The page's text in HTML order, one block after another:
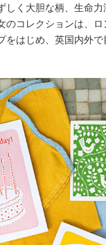
しく大胆な柄、生命力
のコレクションは、
をはじめ、英国内外